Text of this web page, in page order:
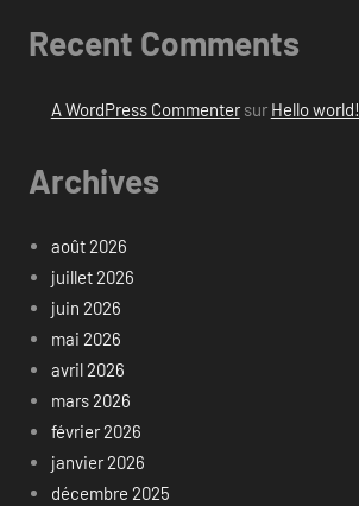
Recent Comments
A WordPress Commentersur Hello world!
Archives
août 2026
juillet 2026
juin 2026
mai 2026
avril 2026
mars 2026
février 2026
janvier 2026
décembre 2025